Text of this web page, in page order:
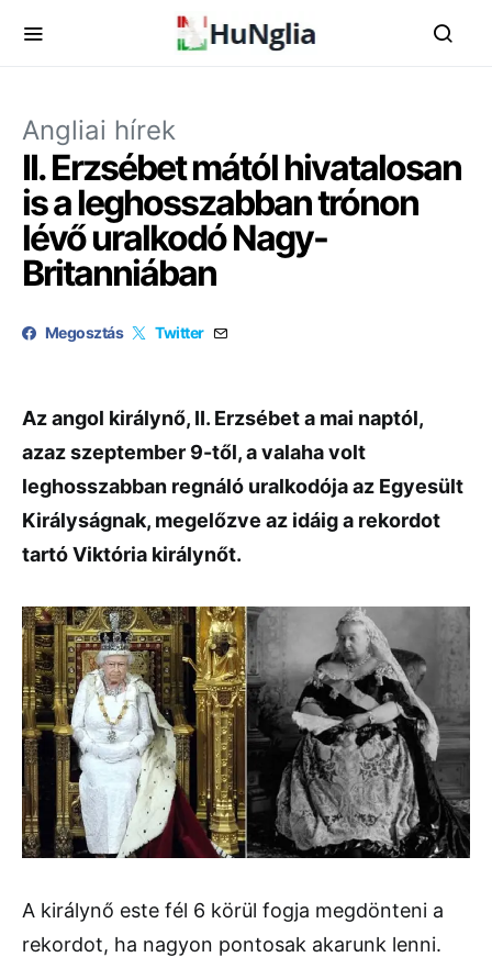
Angliai hírek
II. Erzsébet mától hivatalosan
is a leghosszabban trónon
lévő uralkodó Nagy-
Britanniában
Megosztás Twitter
Az angol királynő, II. Erzsébet a mai naptól,
azaz szeptember 9-től, a valaha volt
leghosszabban regnáló uralkodója az Egyesült
Királyságnak, megelőzve az idáig a rekordot
tartó Viktória királynőt.
A királynő este fél 6 körül fogja megdönteni a
rekordot, ha nagyon pontosak akarunk lenni.